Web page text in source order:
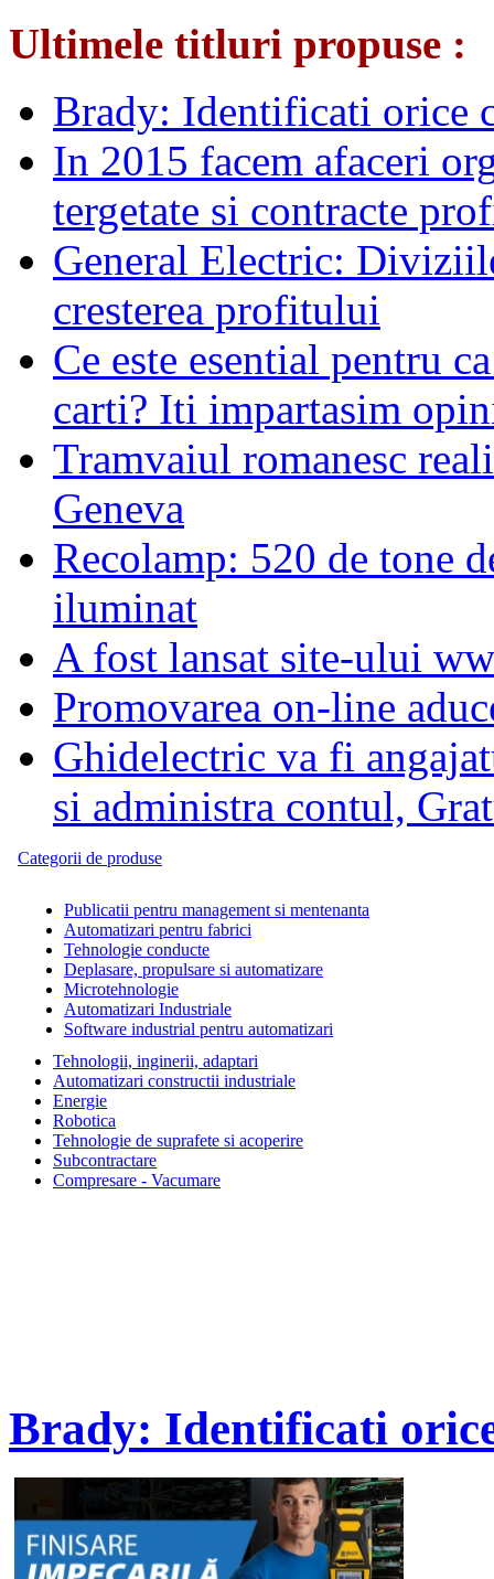
Ultimele titluri propuse :
Brady: Identificati orice
In 2015 facem afaceri
tergetate si contracte
General Electric:
cresterea profitului
Ce este esential pentru
carti? Iti impartasim
Tramvaiul romanesc
Geneva
Recolamp: 520 de tone
iluminat
A fost lansat site-ului
Promovarea on-line
Ghidelectric va fi
si administra contul,
Categorii de produse
Publicatii pentru management si mentenanta
Automatizari pentru fabrici
Tehnologie conducte
Deplasare, propulsare si automatizare
Microtehnologie
Automatizari Industriale
Software industrial pentru automatizari
Tehnologii, inginerii, adaptari
Automatizari constructii industriale
Energie
Robotica
Tehnologie de suprafete si acoperire
Subcontractare
Compresare - Vacumare
Brady: Identificati